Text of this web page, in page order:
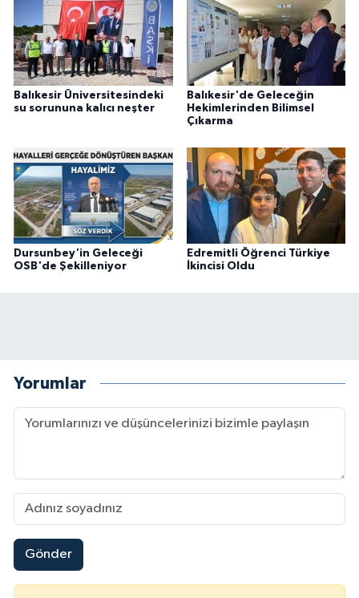
Balıkesir Üniversitesindeki
su sorununa kalıcı neşter
Balıkesir'de Geleceğin
Hekimlerinden Bilimsel
Çıkarma
Dursunbey'in Geleceği
OSB'de Şekilleniyor
Edremitli Öğrenci Türkiye
İkincisi Oldu
Yorumlar
Gönder